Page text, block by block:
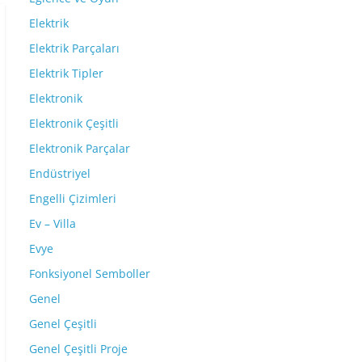
Elektrik
Elektrik Parçaları
Elektrik Tipler
Elektronik
Elektronik Çeşitli
Elektronik Parçalar
Endüstriyel
Engelli Çizimleri
Ev – Villa
Evye
Fonksiyonel Semboller
Genel
Genel Çeşitli
Genel Çeşitli Proje